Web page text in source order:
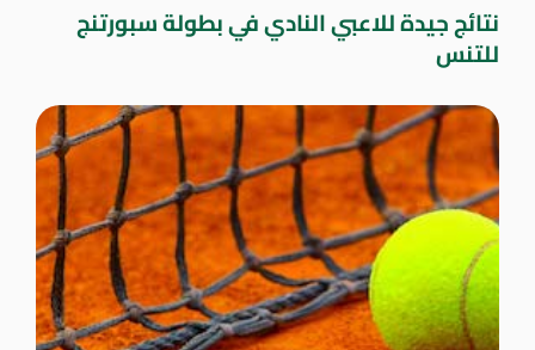
نتائج جيدة للاعبي النادي في بطولة سبورتنج
للتنس